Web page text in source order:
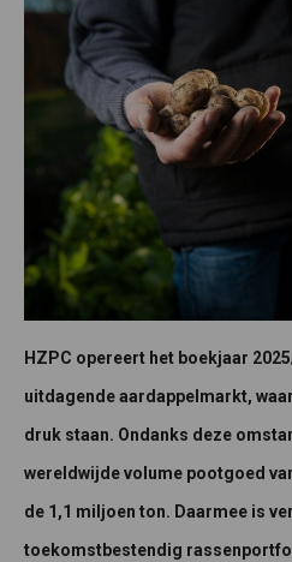
HZPC opereert het boekjaar
uitdagende aardappelmarkt,
druk staan. Ondanks deze
wereldwijde volume pootgoed
de 1,1 miljoen ton. Daarmee is
toekomstbestendig